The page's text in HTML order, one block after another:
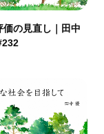
価の見直し｜田中